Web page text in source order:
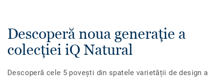
Descoperă noua generație a
colecției iQ Natural
Descoperă cele 5 povești din spatele varietății de design a